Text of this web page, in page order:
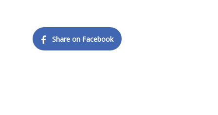
Share on Facebook